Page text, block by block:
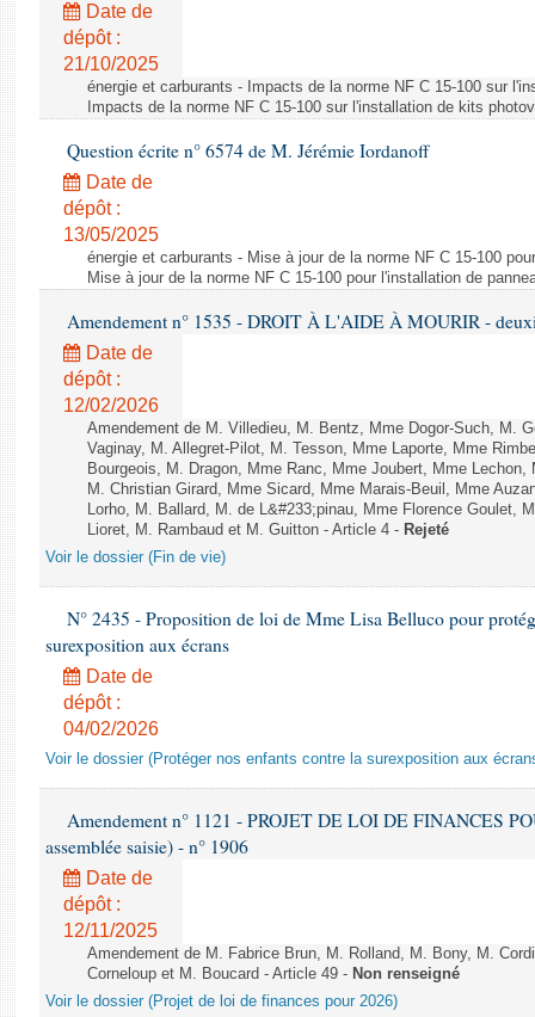
Date de
dépôt :
21/10/2025
énergie et carburants - Impacts de la norme NF C 15-100 sur
Impacts de la norme NF C 15-100 sur l'installation de kits
Question écrite n° 6574 de M. Jérémie Iordanoff
Date de
dépôt :
13/05/2025
énergie et carburants - Mise à jour de la norme NF C 15-100
Mise à jour de la norme NF C 15-100 pour l'installation de
Amendement n° 1535 - DROIT À L'AIDE À MOURIR -
Date de
dépôt :
12/02/2026
Amendement de M. Villedieu, M. Bentz, Mme Dogor-Such, M.
Vaginay, M. Allegret-Pilot, M. Tesson, Mme Laporte, Mme
Bourgeois, M. Dragon, Mme Ranc, Mme Joubert, Mme
M. Christian Girard, Mme Sicard, Mme Marais-Beuil, Mme
Lorho, M. Ballard, M. de L&#233;pinau, Mme Florence Goulet,
Lioret, M. Rambaud et M. Guitton - Article 4 - Rejeté
Voir le dossier (Fin de vie)
N° 2435 - Proposition de loi de Mme Lisa Belluco pour
surexposition aux écrans
Date de
dépôt :
04/02/2026
Voir le dossier (Protéger nos enfants contre la surexposition aux
Amendement n° 1121 - PROJET DE LOI DE FINANCES
assemblée saisie) - n° 1906
Date de
dépôt :
12/11/2025
Amendement de M. Fabrice Brun, M. Rolland, M. Bony, M.
Corneloup et M. Boucard - Article 49 - Non renseigné
Voir le dossier (Projet de loi de finances pour 2026)